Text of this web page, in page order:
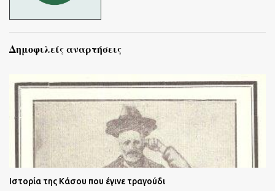
Δημοφιλείς αναρτήσεις
Ιστορία της Κάσου που έγινε τραγούδι